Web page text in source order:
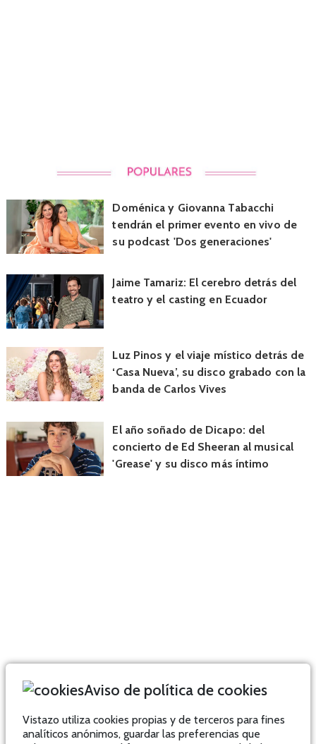
Doménica y Giovanna Tabacchi
tendrán el primer evento en vivo de
su podcast 'Dos generaciones'
Jaime Tamariz: El cerebro detrás del
teatro y el casting en Ecuador
Luz Pinos y el viaje místico detrás de
‘Casa Nueva’, su disco grabado con la
banda de Carlos Vives
El año soñado de Dicapo: del
concierto de Ed Sheeran al musical
'Grease' y su disco más íntimo
Aviso de política de cookies
Vistazo utiliza cookies propias y de terceros para fines
analíticos anónimos, guardar las preferencias que